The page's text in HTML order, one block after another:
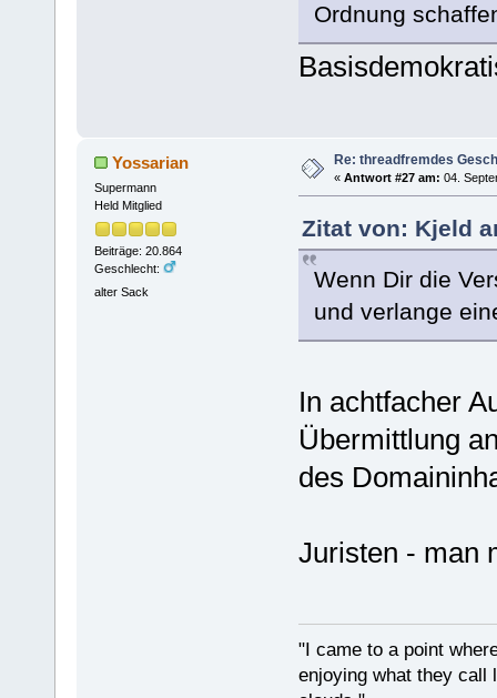
Ordnung
Yossarian
Supermann
Held Mitglied
Beiträge: 20.864
Geschlecht:
alter Sack
Re: threadfremdes
« Antwort #27 am: 04.
Zitat von: Kjeld
Wenn Dir die
und verlange
In achtfacher
Übermittlung
des
Juristen - man
"I came to a point
enjoying what they call